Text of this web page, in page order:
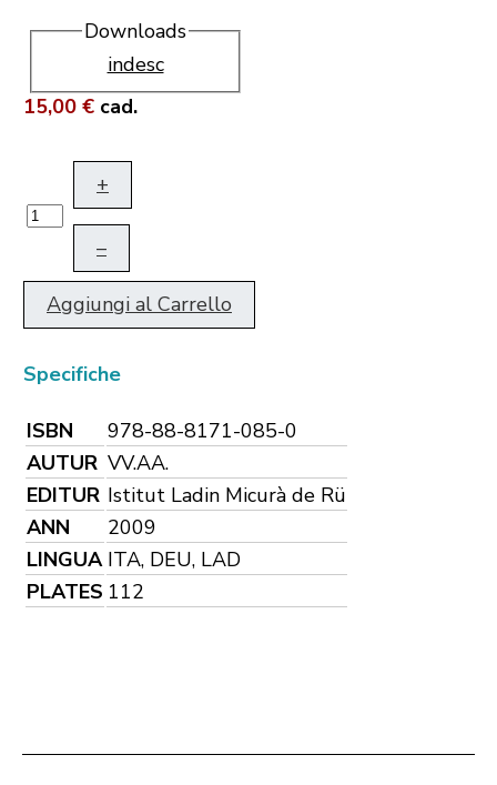
Downloads
indesc
15,00 € cad.
+
–
Aggiungi al Carrello
Specifiche
ISBN
978-88-8171-085-0
AUTUR VV.AA.
EDITUR Istitut Ladin Micurà de Rü
ANN
2009
LINGUA ITA, DEU, LAD
PLATES 112